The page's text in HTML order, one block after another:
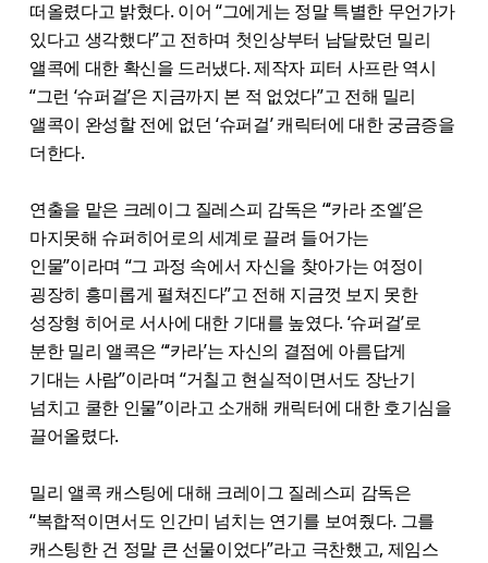
떠올렸다고 밝혔다. 이어 “그에게는 정말 특별한 무언가가
있다고 생각했다”고 전하며 첫인상부터 남달랐던 밀리
앨콕에 대한 확신을 드러냈다. 제작자 피터 사프란 역시
“그런 ‘슈퍼걸’은 지금까지 본 적 없었다”고 전해 밀리
앨콕이 완성할 전에 없던 ‘슈퍼걸’ 캐릭터에 대한 궁금증을
더한다.
연출을 맡은 크레이그 질레스피 감독은 “‘카라 조엘’은
마지못해 슈퍼히어로의 세계로 끌려 들어가는
인물”이라며 “그 과정 속에서 자신을 찾아가는 여정이
굉장히 흥미롭게 펼쳐진다”고 전해 지금껏 보지 못한
성장형 히어로 서사에 대한 기대를 높였다. ‘슈퍼걸’로
분한 밀리 앨콕은 “‘카라’는 자신의 결점에 아름답게
기대는 사람”이라며 “거칠고 현실적이면서도 장난기
넘치고 쿨한 인물”이라고 소개해 캐릭터에 대한 호기심을
끌어올렸다.
밀리 앨콕 캐스팅에 대해 크레이그 질레스피 감독은
“복합적이면서도 인간미 넘치는 연기를 보여줬다. 그를
캐스팅한 건 정말 큰 선물이었다”라고 극찬했고, 제임스